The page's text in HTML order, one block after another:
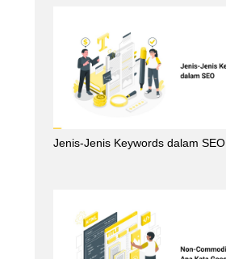
Jenis-Jenis Keywords dalam SEO